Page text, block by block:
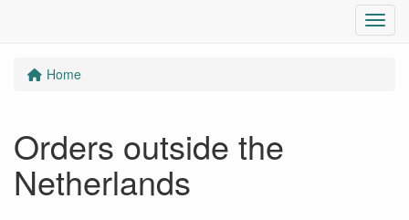
Menu
Home
Orders outside the
Netherlands